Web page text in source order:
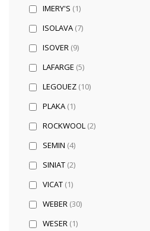
IMERY'S (1)
ISOLAVA (7)
ISOVER (9)
LAFARGE (5)
LEGOUEZ (10)
PLAKA (1)
ROCKWOOL (2)
SEMIN (4)
SINIAT (2)
VICAT (1)
WEBER (30)
WESER (1)